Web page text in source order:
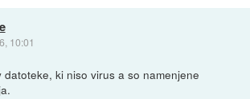
10:01
datoteke, ki niso virus a so namenjene